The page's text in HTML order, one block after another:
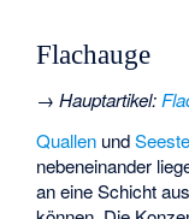
Flachauge
→Hauptartikel:
Quallen und
nebeneinander
an eine Schicht